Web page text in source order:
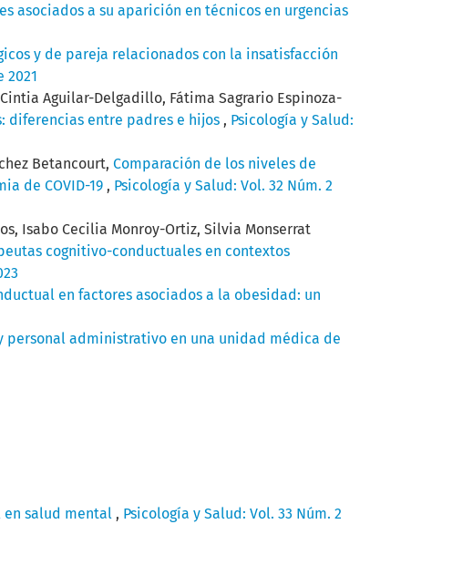
asociados a su aparición en técnicos en urgencias
y de pareja relacionados con la insatisfacción
2021
Aguilar-Delgadillo, Fátima Sagrario Espinoza-
diferencias entre padres e hijos , Psicología y Salud:
Betancourt, Comparación de los niveles de
de COVID-19 , Psicología y Salud: Vol. 32 Núm. 2
Isabo Cecilia Monroy-Ortiz, Silvia Monserrat
cognitivo-conductuales en contextos
en factores asociados a la obesidad: un
personal administrativo en una unidad médica de
en salud mental , Psicología y Salud: Vol. 33 Núm. 2